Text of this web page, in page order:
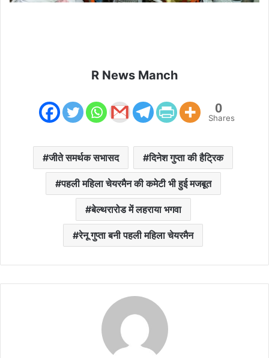
R News Manch
0
Shares
जीते समर्थक सभासद दिनेश गुप्ता की हैट्रिक
पहली महिला चेयरमैन की कमेटी भी हुई मजबूत
बेल्थरारोड में लहराया भगवा
रेनू गुप्ता बनी पहली महिला चेयरमैन